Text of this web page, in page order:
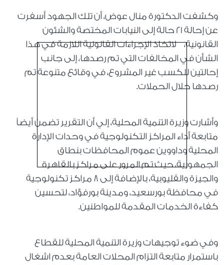
وكشفت الدكتورة منال عوض، أن تلك الجهود أسفرت
عن إحالة 21 حالة إلى النيابات المختصة والشئون
القانونية، لاتخاذ الإجراءات القانونية اللازمة في هذا
الشأن في المخالفات التي تم رصدها، إلى جانب
إحالتين للكسب غير المشروع، في وقائع متنوعة تم
رصدها خلال الحملات.
وأشارت وزيرة التنمية المحلية، إلي أن التقرير تضمن أيضاً
متابعة أداء المراكز التكنولوجية في وحدات الإدارة
المحلية وداووين عموم المحافظات بنطاق
الجمهورية، حيث تم المرور على مراكز بالقاهرة
والجيزة والقليوبية، بالإضافة إلى 8 مراكز تكنولوجية
في محافظة بورسعيد، ومدينة بورفؤاد، لتحسين
كفاءة الخدمات المقدمة للمواطنين.
وفي ضوء توجيهات وزيرة التنمية المحلية للقطاع
باستمرار متابعة التزام المحلات العامة بعدم اشغال